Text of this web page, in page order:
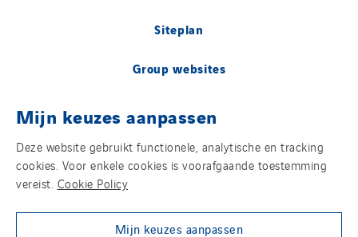
Siteplan
Group websites
Mijn keuzes aanpassen
Deze website gebruikt functionele, analytische en tracking
cookies. Voor enkele cookies is voorafgaande toestemming
vereist. Cookie Policy
Mijn keuzes aanpassen